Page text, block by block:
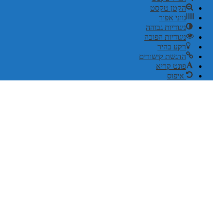
הקטן טקסט
גווני אפור
ניגודיות גבוהה
ניגודיות הפוכה
רקע בהיר
הדגשת קישורים
פונט קריא
איפוס